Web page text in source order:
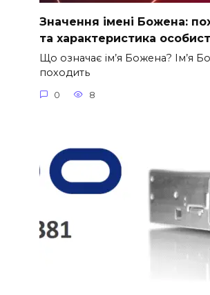
Значення імені Божена:
та характеристика
Що означає ім’я Божена? Ім’я
походить
0 8